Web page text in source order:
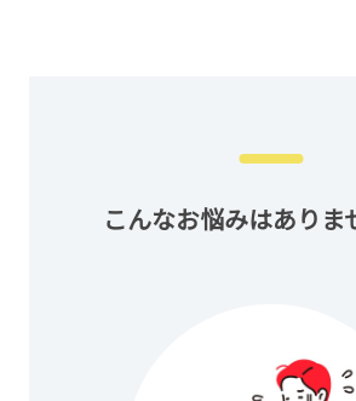
こんなお悩みはありま